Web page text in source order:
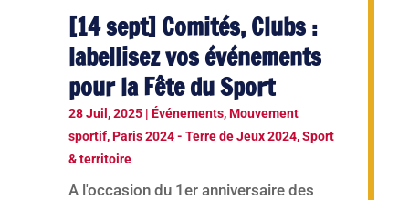
[14 sept] Comités, Clubs :
labellisez vos événements
pour la Fête du Sport
28 Juil, 2025| Événements,Mouvement
sportif,Paris 2024 - Terre de Jeux 2024,Sport
& territoire
A l'occasion du 1er anniversaire des